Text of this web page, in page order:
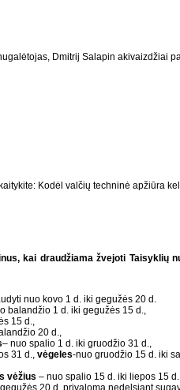
Dmitrij Salapin akivaizdžiai
Kodėl valčių techninė apžiūra
kai draudžiama žvejoti Taisyklių
nuo kovo 1 d. iki gegužės 20 d.
balandžio 1 d. iki gegužės 15 d.,
15 d.,
20 d.,
– nuo spalio 1 d. iki gruodžio 31 d.,
31 d., vėgeles-nuo gruodžio 15 d. iki
vėžius – nuo spalio 15 d. iki liepos 15
20 d. privaloma nedelsiant